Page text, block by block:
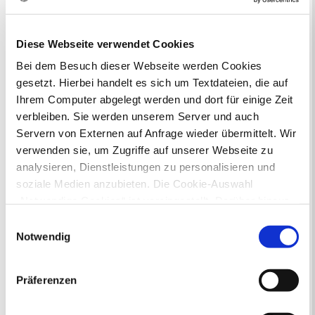
Diese Webseite verwendet Cookies
Bei dem Besuch dieser Webseite werden Cookies
gesetzt. Hierbei handelt es sich um Textdateien, die auf
Ihrem Computer abgelegt werden und dort für einige Zeit
verbleiben. Sie werden unserem Server und auch
Servern von Externen auf Anfrage wieder übermittelt. Wir
verwenden sie, um Zugriffe auf unserer Webseite zu
analysieren, Dienstleistungen zu personalisieren und
soziale Medien anzubieten. Die Cookie-Auswahl
Drittländern (USA) mit unzureichendem
Datenschutzniveau verarbeiten. Es besteht die Gefahr,
dass diese zu Kontroll- und Überwachungszwecken von
anderen missbraucht werden, ohne dass Sie sich mit
Notwendig
Präferenzen
Flächennutzungsplan zu beteiligen.
Aktuelle Bürgerbeteiligungen zu
Aktuelle Bürgerbeteiligungen zu
Flächennutzungsplan-Änderungen finden
Sie hier.
Lebenslagen
Neu in Recklinghausen
Heiraten
Finanzielle und soziale Notlagen
"Gewusst wo... 2.0" - Broschüre für